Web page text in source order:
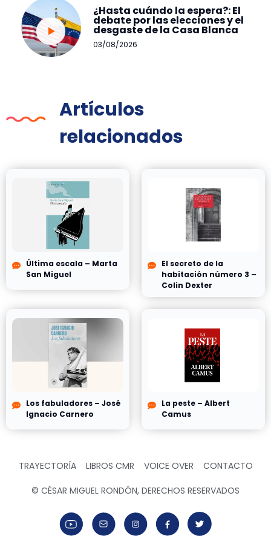
¿Hasta cuándo la espera?: El
debate por las elecciones y el
desgaste de la Casa Blanca
03/08/2026
Artículos
relacionados
Última escala – Marta
San Miguel
El secreto de la
habitación número 3 –
Colin Dexter
Los fabuladores – José
Ignacio Carnero
La peste – Albert
Camus
TRAYECTORÍA LIBROS CMR VOICE OVER CONTACTO
© CÉSAR MIGUEL RONDÓN, DERECHOS RESERVADOS